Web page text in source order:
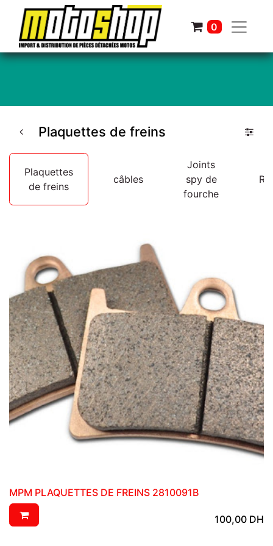
0
Plaquettes de freins
Plaquettes
de freins
câbles
Joints
spy de
fourche
MPM PLAQUETTES DE FREINS 2810091B
100,00 DH